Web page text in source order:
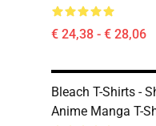
€ 24,38 - € 28,06
Bleach T-Shirts -
Anime Manga T-